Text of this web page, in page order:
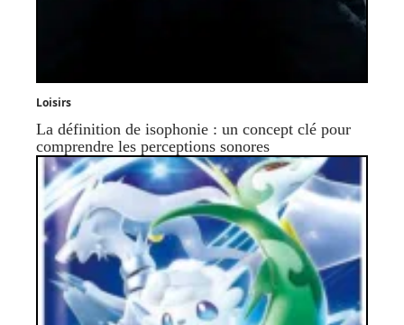
Loisirs
La définition de isophonie : un concept clé pour
comprendre les perceptions sonores